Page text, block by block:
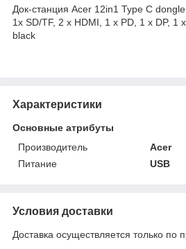
Док-станция Acer 12in1 Type C
1x SD/TF, 2 x HDMI, 1 x PD, 1 x DP, 1
black
Характеристики
Основные атрибуты
Производитель
Acer
Питание
USB
Условия доставки
Доставка осуществляется только по